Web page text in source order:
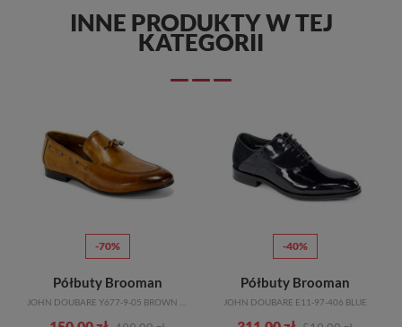
INNE PRODUKTY W TEJ
KATEGORII
-70%
Półbuty Brooman
-40%
Półbuty Brooman
JOHN DOUBARE E11-97-406 BLUE